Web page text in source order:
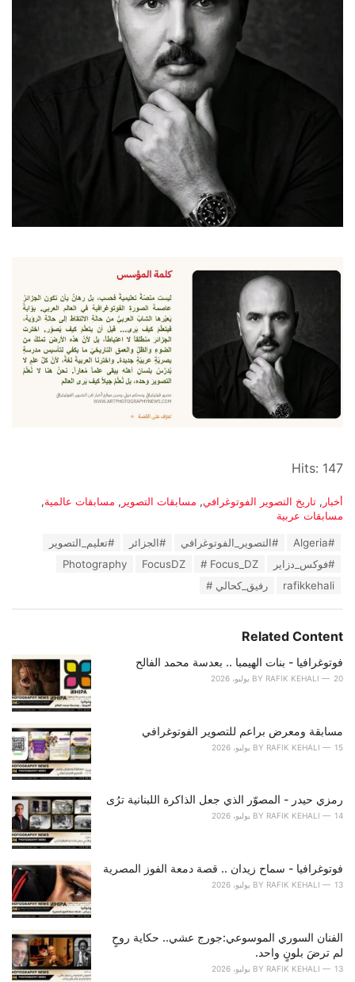
Hits: 147
C
a
s
:
أخبار , تاريخ التصوير الفوتوغرافي, مسابقات التصوير , مسابقات عالمية,
مسابقات عربية
T
#Algeria #التصوير_الفوتوغرافي #الجزائر
#تعليم_التصوير
#فوكس_دزاير
Focus_DZ #
FocusDZ
Photography
rafikkehali
رفيق_كحالي #
Related Content
فوتوغرافيا - بنات الهيمبا .. بعدسة محمد الفالح
BY RAFIK KEHALI 20 يوليو، 2026
مسابقة ومعرض براعم للتصوير الفوتوغرافي
BY RAFIK KEHALI 15 يوليو، 2026
رمزي حيدر - المصوّر الذي جعل الذاكرة اللبنانية ترُى
BY RAFIK KEHALI 14 يوليو، 2026
فوتوغرافيا - سماح زيدان .. قصة دمعة الفوز المصرية
BY RAFIK KEHALI 13 يوليو، 2026
الفنان السوري الموسوعي:جورج عشي.. حكاية روحٍ
لم ترضَ بلونٍ واحد.
BY RAFIK KEHALI 13 يوليو، 2026